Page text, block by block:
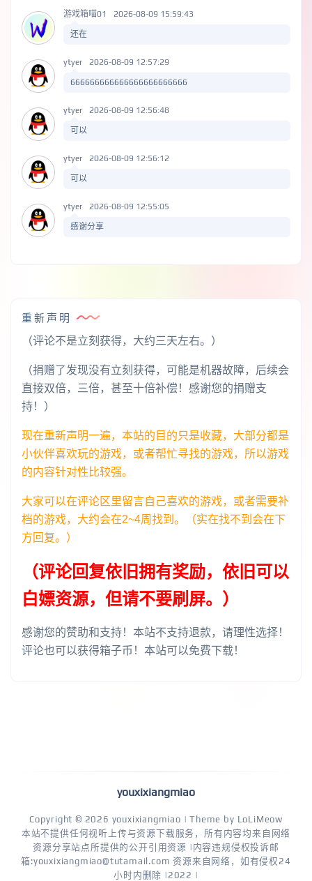
游戏箱喵01 2026-08-09 15:59:43
还在
ytyer 2026-08-09 12:57:29
666666666666666666666666
ytyer 2026-08-09 12:56:48
可以
ytyer 2026-08-09 12:56:12
可以
ytyer 2026-08-09 12:55:05
感谢分享
重新声明
（评论不是立刻获得，大约三天左右。）
（捐赠了发现没有立刻获得，可能是机器故障，后续会
直接双倍，三倍，甚至十倍补偿！感谢您的捐赠支
持！）
现在重新声明一遍，本站的目的只是收藏，大部分都是
小伙伴喜欢玩的游戏，或者帮忙寻找的游戏，所以游戏
的内容针对性比较强。
大家可以在评论区里留言自己喜欢的游戏，或者需要补
档的游戏，大约会在2~4周找到。（实在找不到会在下
方回复。）
（评论回复依旧拥有奖励，依旧可以
白嫖资源，但请不要刷屏。）
感谢您的赞助和支持！本站不支持退款，请理性选择！
评论也可以获得箱子币！本站可以免费下载！
youxixiangmiao
Copyright © 2026 youxixiangmiao | Theme by LoLiMeow
本站不提供任何视听上传与资源下载服务，所有内容均来自网络
资源分享站点所提供的公开引用资源 |内容违规侵权投诉邮
箱:youxixiangmiao@tutamail.com 资源来自网络，如有侵权24
小时内删除 |2022 |